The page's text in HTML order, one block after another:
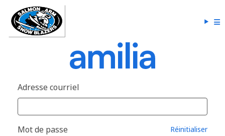
Adresse courriel
Mot de passe Réinitialiser